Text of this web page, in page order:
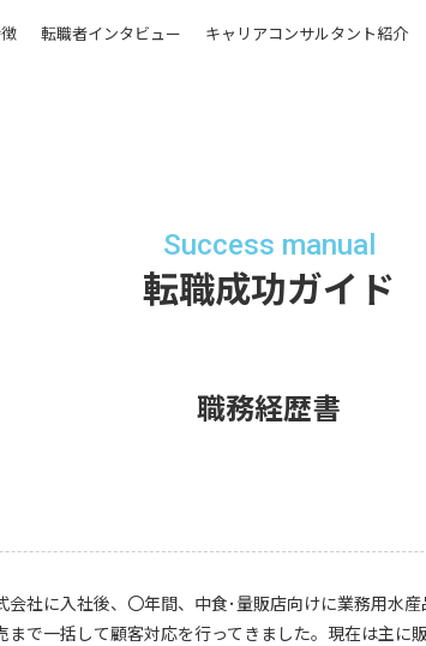
転職者インタビュー キャリアコンサルタント紹介
Success manual
転職成功ガイド
職務経歴書
会社に入社後、〇年間、中食･量販店向けに業務用水
まで一括して顧客対応を行ってきました。現在は主